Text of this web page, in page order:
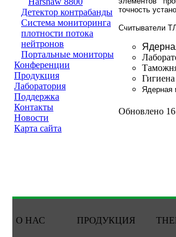
Детектор контрабанды
Система мониторинга
плотности потока
нейтронов
Портальные мониторы
Конференции
Продукция
Лаборатория
Поддержка
Контакты
Новости
Карта сайта
точность
Считыватели
Ядерная
Обновлено
О НАС ПРОДУКЦИЯ